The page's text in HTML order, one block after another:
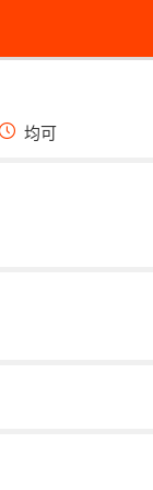
均可